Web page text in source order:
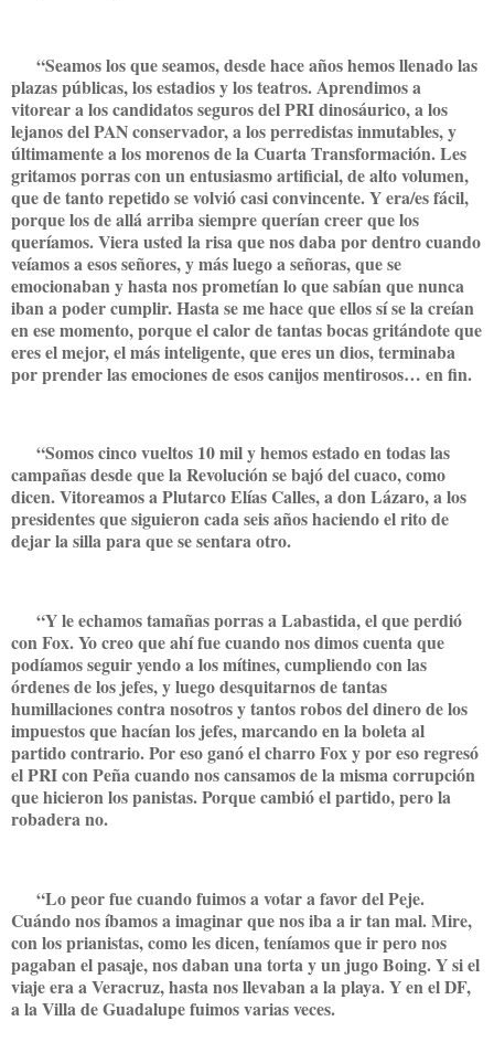
“Seamos los que seamos, desde hace años hemos llenado las
plazas públicas, los estadios y los teatros. Aprendimos a
vitorear a los candidatos seguros del PRI dinosáurico, a los
lejanos del PAN conservador, a los perredistas inmutables, y
últimamente a los morenos de la Cuarta Transformación. Les
gritamos porras con un entusiasmo artificial, de alto volumen,
que de tanto repetido se volvió casi convincente. Y era/es fácil,
porque los de allá arriba siempre querían creer que los
queríamos. Viera usted la risa que nos daba por dentro cuando
veíamos a esos señores, y más luego a señoras, que se
emocionaban y hasta nos prometían lo que sabían que nunca
iban a poder cumplir. Hasta se me hace que ellos sí se la creían
en ese momento, porque el calor de tantas bocas gritándote que
eres el mejor, el más inteligente, que eres un dios, terminaba
por prender las emociones de esos canijos mentirosos… en fin.
“Somos cinco vueltos 10 mil y hemos estado en todas las
campañas desde que la Revolución se bajó del cuaco, como
dicen. Vitoreamos a Plutarco Elías Calles, a don Lázaro, a los
presidentes que siguieron cada seis años haciendo el rito de
dejar la silla para que se sentara otro.
“Y le echamos tamañas porras a Labastida, el que perdió
con Fox. Yo creo que ahí fue cuando nos dimos cuenta que
podíamos seguir yendo a los mítines, cumpliendo con las
órdenes de los jefes, y luego desquitarnos de tantas
humillaciones contra nosotros y tantos robos del dinero de los
impuestos que hacían los jefes, marcando en la boleta al
partido contrario. Por eso ganó el charro Fox y por eso regresó
el PRI con Peña cuando nos cansamos de la misma corrupción
que hicieron los panistas. Porque cambió el partido, pero la
robadera no.
“Lo peor fue cuando fuimos a votar a favor del Peje.
Cuándo nos íbamos a imaginar que nos iba a ir tan mal. Mire,
con los prianistas, como les dicen, teníamos que ir pero nos
pagaban el pasaje, nos daban una torta y un jugo Boing. Y si el
viaje era a Veracruz, hasta nos llevaban a la playa. Y en el DF,
a la Villa de Guadalupe fuimos varias veces.